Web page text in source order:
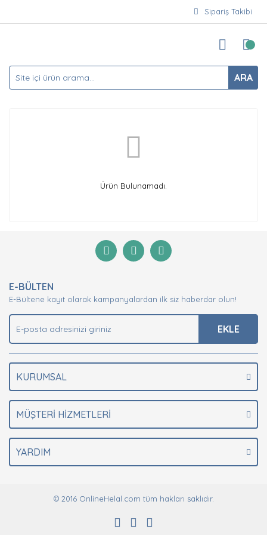
Sipariş Takibi
ARA
Ürün Bulunamadı.
E-BÜLTEN
E-Bültene kayıt olarak kampanyalardan ilk siz haberdar olun!
EKLE
KURUMSAL
MÜŞTERİ HİZMETLERİ
YARDIM
© 2016 OnlineHelal.com tüm hakları saklıdır.